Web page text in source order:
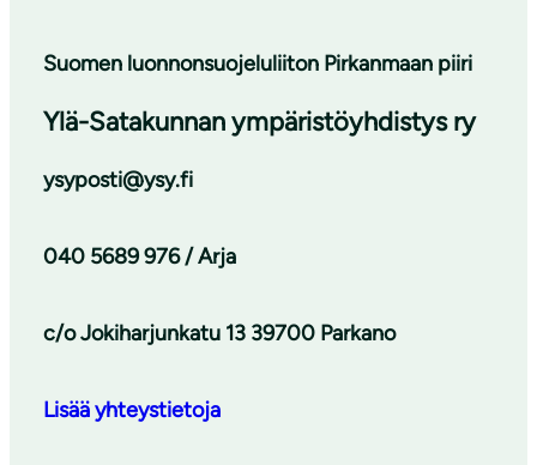
Suomen luonnonsuojeluliiton Pirkanmaan piiri
Ylä-Satakunnan ympäristöyhdistys ry
ysyposti@ysy.fi
040 5689 976 / Arja
c/o Jokiharjunkatu 13 39700 Parkano
Lisää yhteystietoja